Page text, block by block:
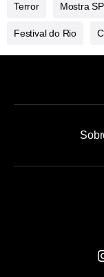
Terror Mostra SP
Festival do Rio